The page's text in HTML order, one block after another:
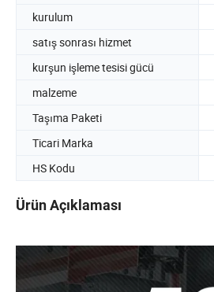
kurulum
satış sonrası hizmet
kurşun işleme tesisi gücü
malzeme
Taşıma Paketi
Ticari Marka
HS Kodu
Ürün Açıklaması